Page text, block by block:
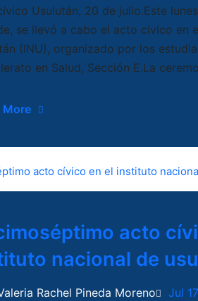
Usulután, 20 de julio.Este
se llevó a cabo el acto cívico en
(INU), organizado por los
en Salud, Sección E.La
More
acto
nacional de
Rachel Pineda Moreno Jul